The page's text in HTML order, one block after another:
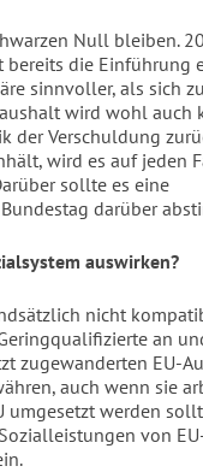
Null bleiben.
bereits die Einführung
sinnvoller, als sich
wird wohl auch
Verschuldung
wird es auf jeden
sollte es eine
darüber
auswirken?
nicht
an
zugewanderten EU-
auch wenn sie
werden
von